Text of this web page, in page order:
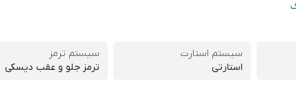
سیستم استارت
استارتی
سیستم ترمز
ترمز جلو و عقب دیسکی